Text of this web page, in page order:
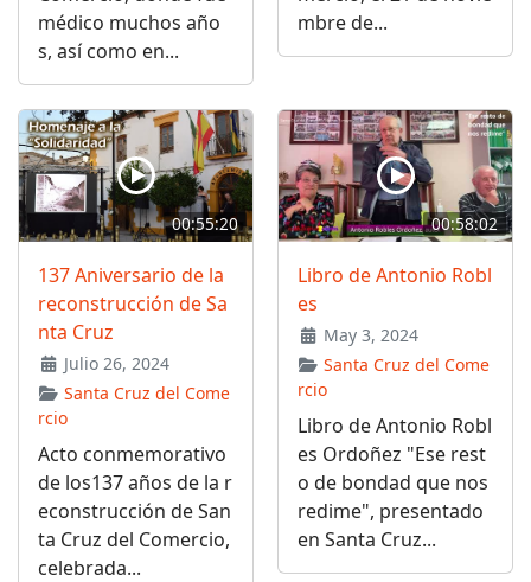
médico muchos año
s, así como en...
mbre de...
00:55:20
137 Aniversario de la
reconstrucción de Sa
nta Cruz
Julio 26, 2024
Santa Cruz del Come
rcio
Acto conmemorativo
de los137 años de la r
econstrucción de San
ta Cruz del Comercio,
celebrada...
00:58:02
Libro de Antonio Robl
es
May 3, 2024
Santa Cruz del Come
rcio
Libro de Antonio Robl
es Ordoñez "Ese rest
o de bondad que nos
redime", presentado
en Santa Cruz...